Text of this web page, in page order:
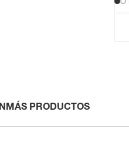
MÁS PRODUCTOS